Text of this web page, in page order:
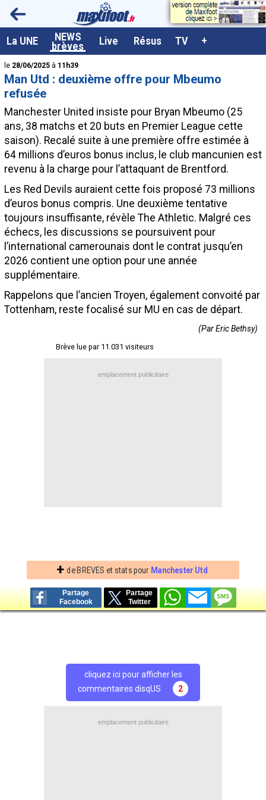
La UNE NEWS
brèves Live Résus TV +
<
le 28/06/2025 à 11h39
Man Utd : deuxième offre pour Mbeumo
refusée
Manchester United insiste pour Bryan Mbeumo (25
ans, 38 matchs et 20 buts en Premier League cette
saison). Recalé suite à une première offre estimée à
64 millions d’euros bonus inclus, le club mancunien est
revenu à la charge pour l’attaquant de Brentford.
Les Red Devils auraient cette fois proposé 73 millions
d’euros bonus compris. Une deuxième tentative
toujours insuffisante, révèle The Athletic. Malgré ces
échecs, les discussions se poursuivent pour
l’international camerounais dont le contrat jusqu’en
2026 contient une option pour une année
supplémentaire.
Rappelons que l’ancien Troyen, également convoité par
Tottenham, reste focalisé sur MU en cas de départ.
(Par Eric Bethsy)
Brève lue par 11.031 visiteurs
emplacement publicitaire
+ de BREVES et stats pour Manchester Utd
Partage
Facebook
Partage
Twitter
cliquez ici pour afficher les
commentaires disqUS
2
emplacement publicitaire
A la UNE
Dernières brèves
Live / Matchs en direct
Class. buteurs européens
Programme TV foot
Vidéos
Sondages
Tableau transferts L1
Taille de la police
Paramètrages / Options
Contact / Signaler un bug
Recrutement Maxifoot
site web Maxifoot.fr